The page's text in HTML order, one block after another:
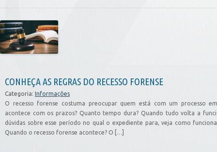
CONHEÇA AS REGRAS DO RECESSO FORENSE
Categoria: Informações
O recesso forense costuma preocupar quem está com um processo
acontece com os prazos? Quanto tempo dura? Quando tudo volta a
dúvidas sobre esse período no qual o expediente para, veja como
Quando o recesso forense acontece? O […]